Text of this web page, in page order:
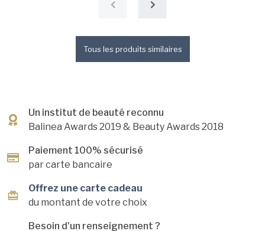
Tous les produits similaires
Un institut de beauté reconnu
Balinea Awards 2019 & Beauty Awards 2018
Paiement 100% sécurisé
par carte bancaire
Offrez une carte cadeau
du montant de votre choix
Besoin d'un renseignement ?